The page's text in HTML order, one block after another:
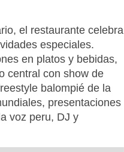
el restaurante celebra
especiales.
en platos y bebidas,
central con show de
balompié de la
presentaciones
voz peru, DJ y